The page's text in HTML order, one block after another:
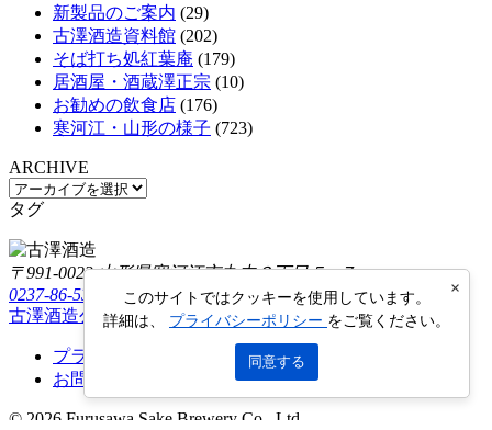
新製品のご案内 (29)
古澤酒造資料館 (202)
そば打ち処紅葉庵 (179)
居酒屋・酒蔵澤正宗 (10)
お勧めの飲食店 (176)
寒河江・山形の様子 (723)
ARCHIVE
タグ
〒991-0023 山形県寒河江市丸内３丁目５−７
0237-86-5322
古澤酒造公式オンラインショップFurusawa Online Shop
プライバシーポリシー
お問い合わせ
© 2026 Furusawa Sake Brewery Co., Ltd.
このサイトではクッキーを使用しています。
詳細は、 プライバシーポリシー をご覧ください。
同意する
×